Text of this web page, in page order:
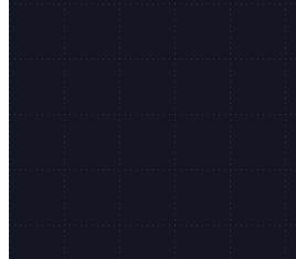
Utviklerdokumentasjon,
Ustoppelig innovasjon